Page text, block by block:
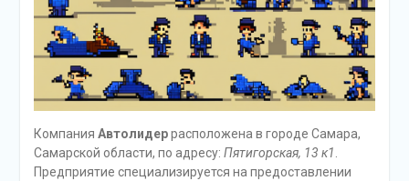
Компания Автолидеррасположена в городе Самара,
Самарской области, по адресу: Пятигорская, 13 к1.
Предприятие специализируется на предоставлении